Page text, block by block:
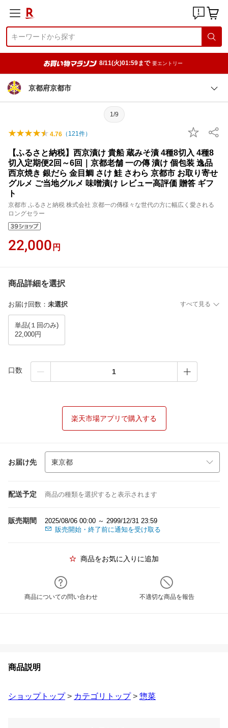
8/11(火)01:59まで 要エントリー
京都府京都市
1/9
4.76 （ 121件）
【ふるさと納税】西京漬け 貴船 蔵みそ漬 4種8切入 4種8
切入定期便2回～6回｜京都老舗 一の傳 漬け 個包装 逸品
西京焼き 銀だら 金目鯛 さけ 鮭 さわら 京都市 お取り寄せ
グルメ ご当地グルメ 味噌漬け レビュー高評価 贈答 ギフ
ト
京都市 ふるさと納税 株式会社 京都一の傳様々な世代の方に幅広く愛される
ロングセラー
22,000 円
商品詳細を選択
お届け回数 ： 未選択 すべて見る
単品(１回のみ)
22,000円
口数
楽天市場アプリで購入する
お届け先
配送予定 商品の種類を選択すると表示されます
販売期間
2025/08/06 00:00 ～ 2999/12/31 23:59
販売開始・終了前に通知を受け取る
商品をお気に入りに追加
商品についての問い合わせ 不適切な商品を報告
商品説明
ショップトップ> カテゴリトップ> 惣菜